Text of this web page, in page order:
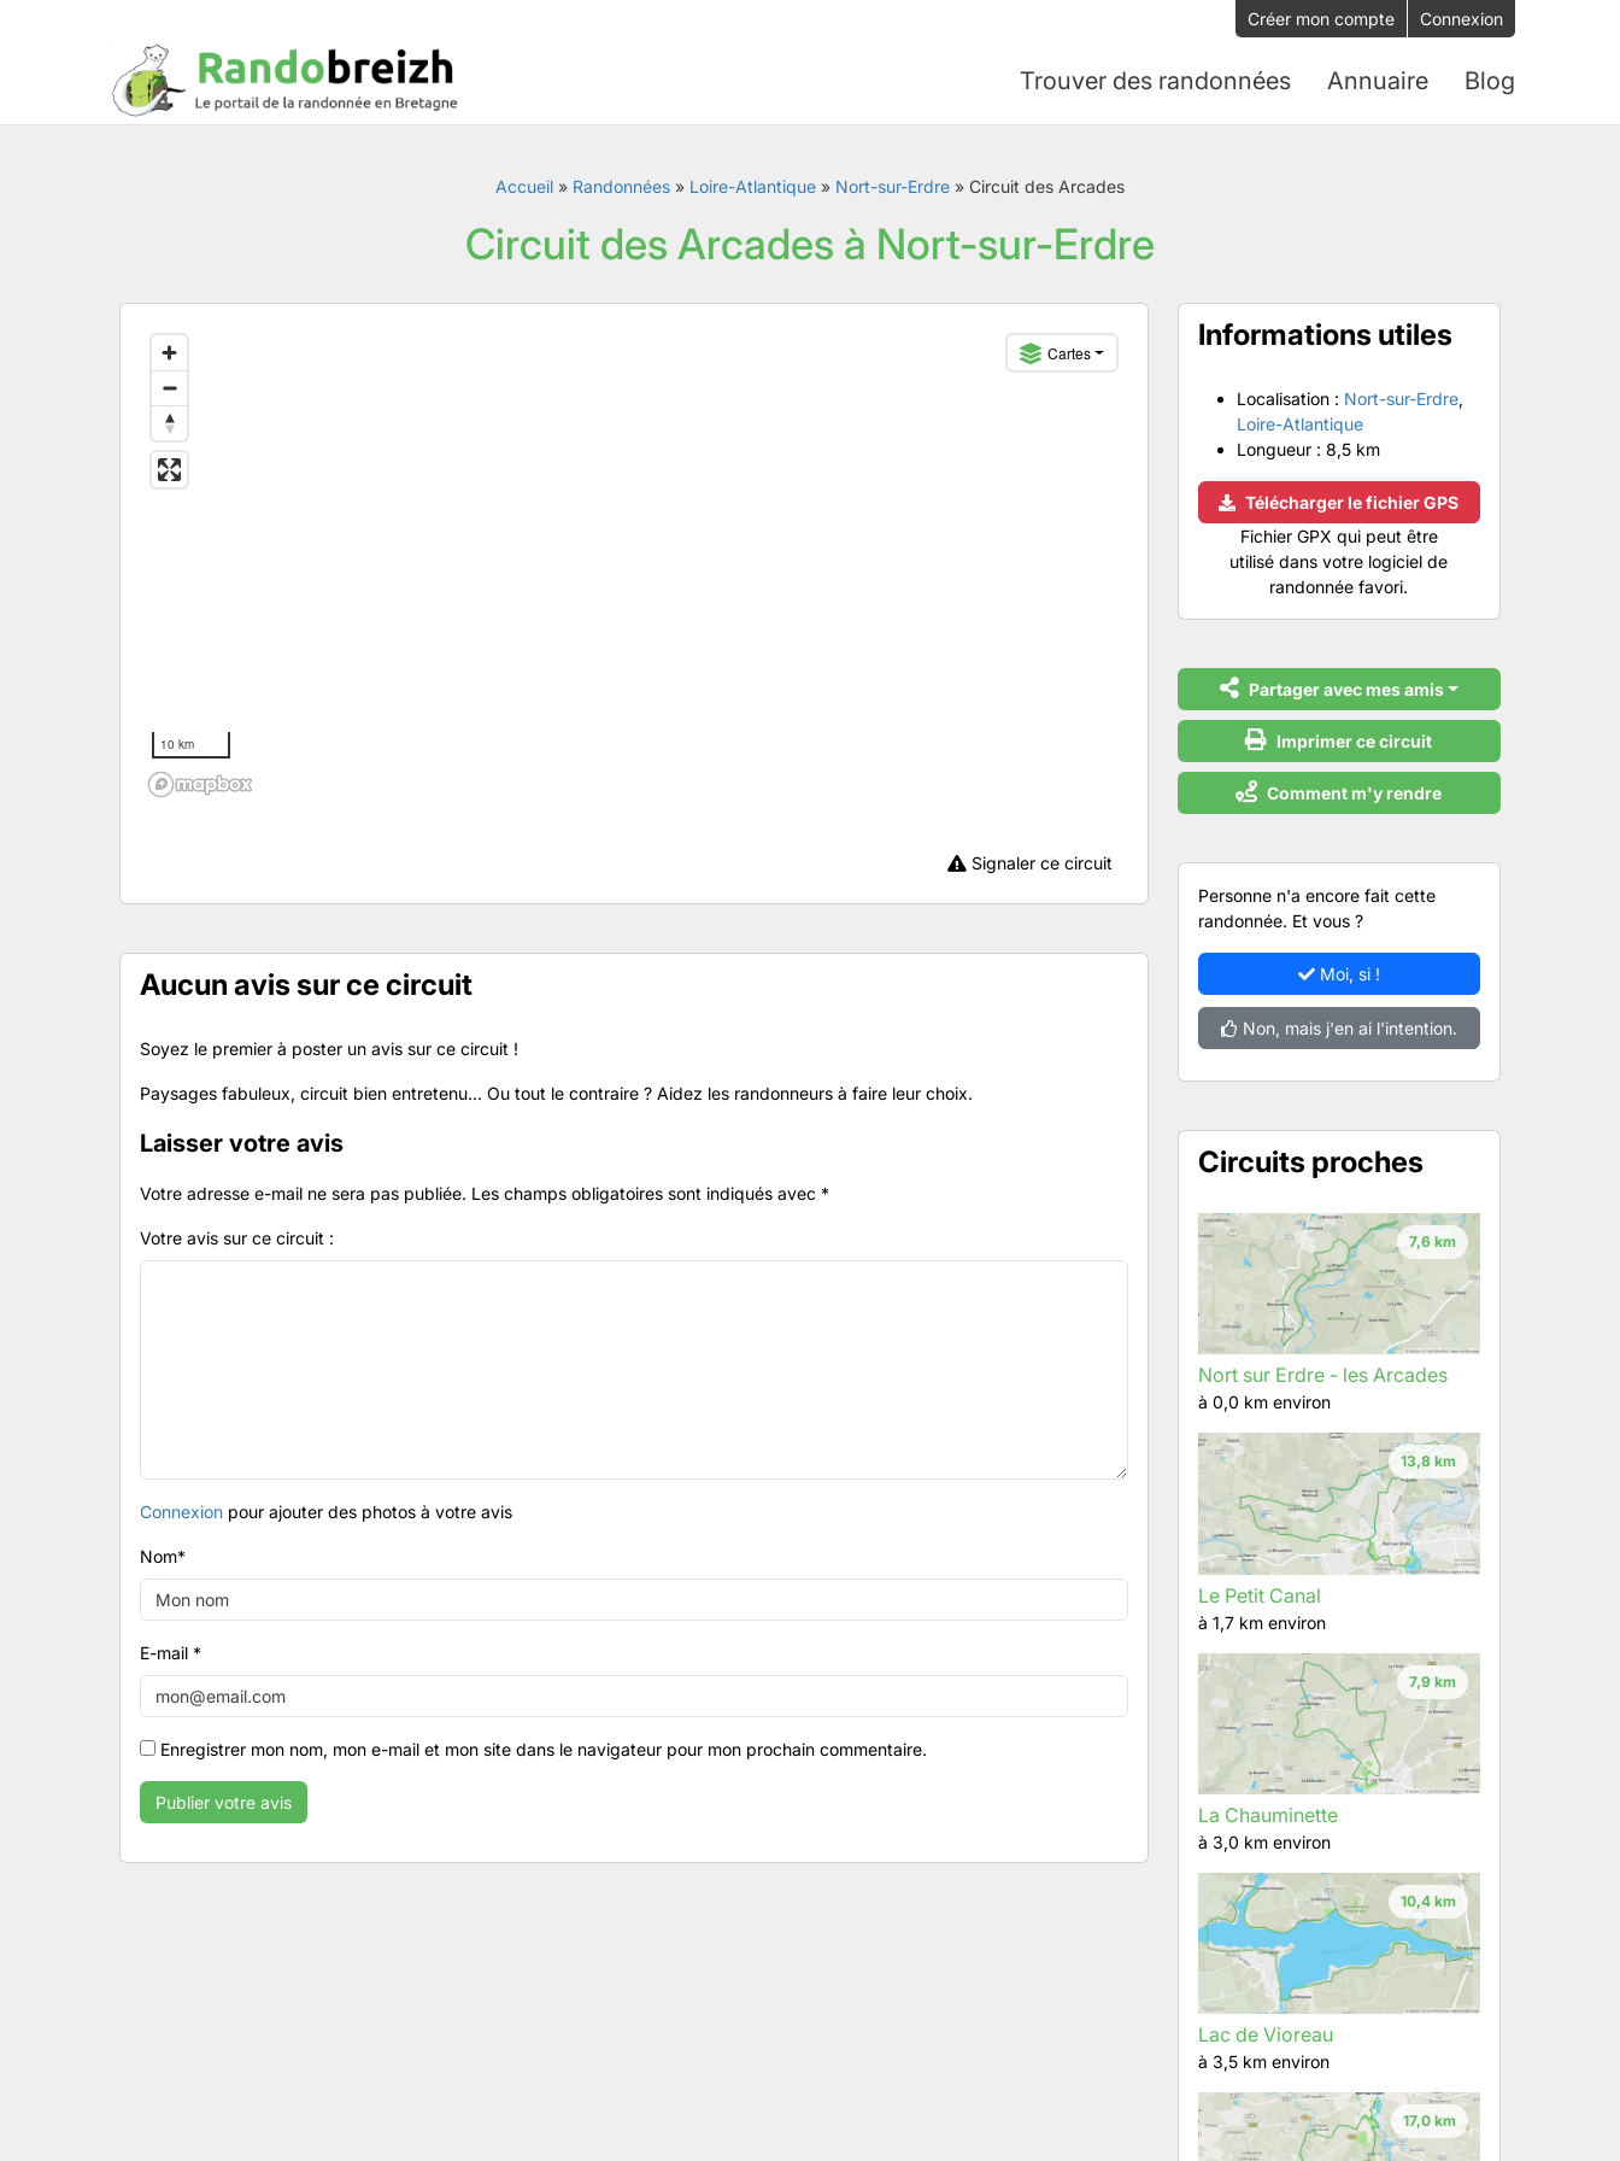
Créer mon compte Connexion
Trouver des randonnées Annuaire Blog
Accueil » Randonnées » Loire-Atlantique » Nort-sur-Erdre » Circuit des Arcades
Circuit des Arcades à Nort-sur-Erdre
Cartes
10 km
Signaler ce circuit
Aucun avis sur ce circuit
Soyez le premier à poster un avis sur ce circuit !
Paysages fabuleux, circuit bien entretenu... Ou tout le contraire ? Aidez les randonneurs à faire leur choix.
Laisser votre avis
Votre adresse e-mail ne sera pas publiée. Les champs obligatoires sont indiqués avec *
Votre avis sur ce circuit :
Connexion pour ajouter des photos à votre avis
Nom*
E-mail *
Enregistrer mon nom, mon e-mail et mon site dans le navigateur pour mon prochain commentaire.
Informations utiles
Localisation : Nort-sur-Erdre,
Loire-Atlantique
Longueur : 8,5 km
Télécharger le fichier GPS
Fichier GPX qui peut être
utilisé dans votre logiciel de
randonnée favori.
Partager avec mes amis
Imprimer ce circuit
Comment m'y rendre
Personne n'a encore fait cette
randonnée. Et vous ?
Moi, si !
Non, mais j'en ai l'intention.
Circuits proches
7,6 km
Nort sur Erdre - les Arcades
à 0,0 km environ
13,8 km
Le Petit Canal
à 1,7 km environ
7,9 km
La Chauminette
à 3,0 km environ
10,4 km
Lac de Vioreau
à 3,5 km environ
17,0 km